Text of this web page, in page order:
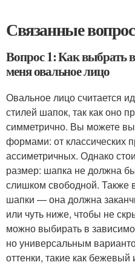
Связанные
Вопрос 1: Как выбрать
меня овальное лицо
Овальное лицо считается
стилей шапок, так как оно
симметрично. Вы можете
формами: от классических
ассиметричных. Однако
размер: шапка не должна
слишком свободной. Также
шапки — она должна
или чуть ниже, чтобы не
можно выбирать в
но универсальным
оттенки, такие как